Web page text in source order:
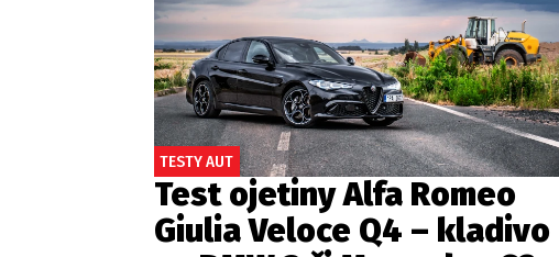
TESTY AUT
Test ojetiny Alfa Romeo
Giulia Veloce Q4 – kladivo